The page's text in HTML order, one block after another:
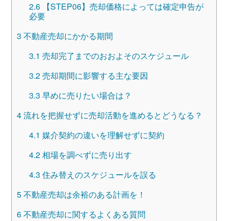
2.6【STEP06】売却価格によっては確定申告が
必要
3 不動産売却にかかる期間
3.1 売却完了までのおおよそのスケジュール
3.2売却期間に影響する主な要因
3.3 早めに売りたい場合は？
4流れを把握せずに売却活動を進めるとどうなる？
4.1 媒介契約の違いを理解せずに契約
4.2相場を調べずに売り出す
4.3 住み替えのスケジュールを誤る
5不動産売却は余裕のある計画を！
6不動産売却に関するよくある質問